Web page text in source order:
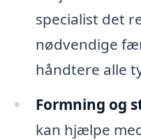
specialist det
nødvendige
håndtere alle
Formning og
kan hjælpe